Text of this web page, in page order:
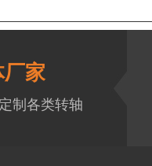
家
制各类转轴